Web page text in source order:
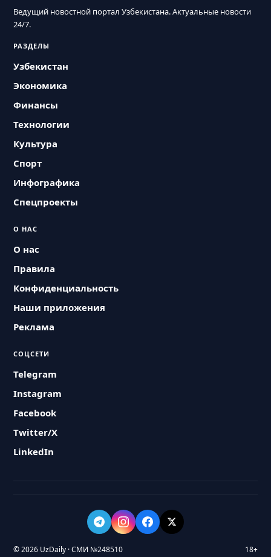
Ведущий новостной портал Узбекистана. Актуальные новости
24/7.
РАЗДЕЛЫ
Узбекистан
Экономика
Финансы
Технологии
Культура
Спорт
Инфографика
Спецпроекты
О НАС
О нас
Правила
Конфиденциальность
Наши приложения
Реклама
СОЦСЕТИ
Telegram
Instagram
Facebook
Twitter/X
LinkedIn
© 2026 UzDaily · СМИ №248510 18+